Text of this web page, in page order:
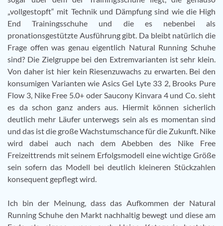
„vollgestopft“ mit Technik und Dämpfung sind wie die High
End Trainingsschuhe und die es nebenbei als
pronationsgestützte Ausführung gibt. Da bleibt natürlich die
Frage offen was genau eigentlich Natural Running Schuhe
sind? Die Zielgruppe bei den Extremvarianten ist sehr klein.
Von daher ist hier kein Riesenzuwachs zu erwarten. Bei den
konsumigen Varianten wie Asics Gel Lyte 33 2, Brooks Pure
Flow 3, Nike Free 5.0+ oder Saucony Kinvara 4 und Co. sieht
es da schon ganz anders aus. Hiermit können sicherlich
deutlich mehr Läufer unterwegs sein als es momentan sind
und das ist die große Wachstumschance für die Zukunft. Nike
wird dabei auch nach dem Abebben des Nike Free
Freizeittrends mit seinem Erfolgsmodell eine wichtige Größe
sein sofern das Modell bei deutlich kleineren Stückzahlen
konsequent gepflegt wird.
Ich bin der Meinung, dass das Aufkommen der Natural
Running Schuhe den Markt nachhaltig bewegt und diese am